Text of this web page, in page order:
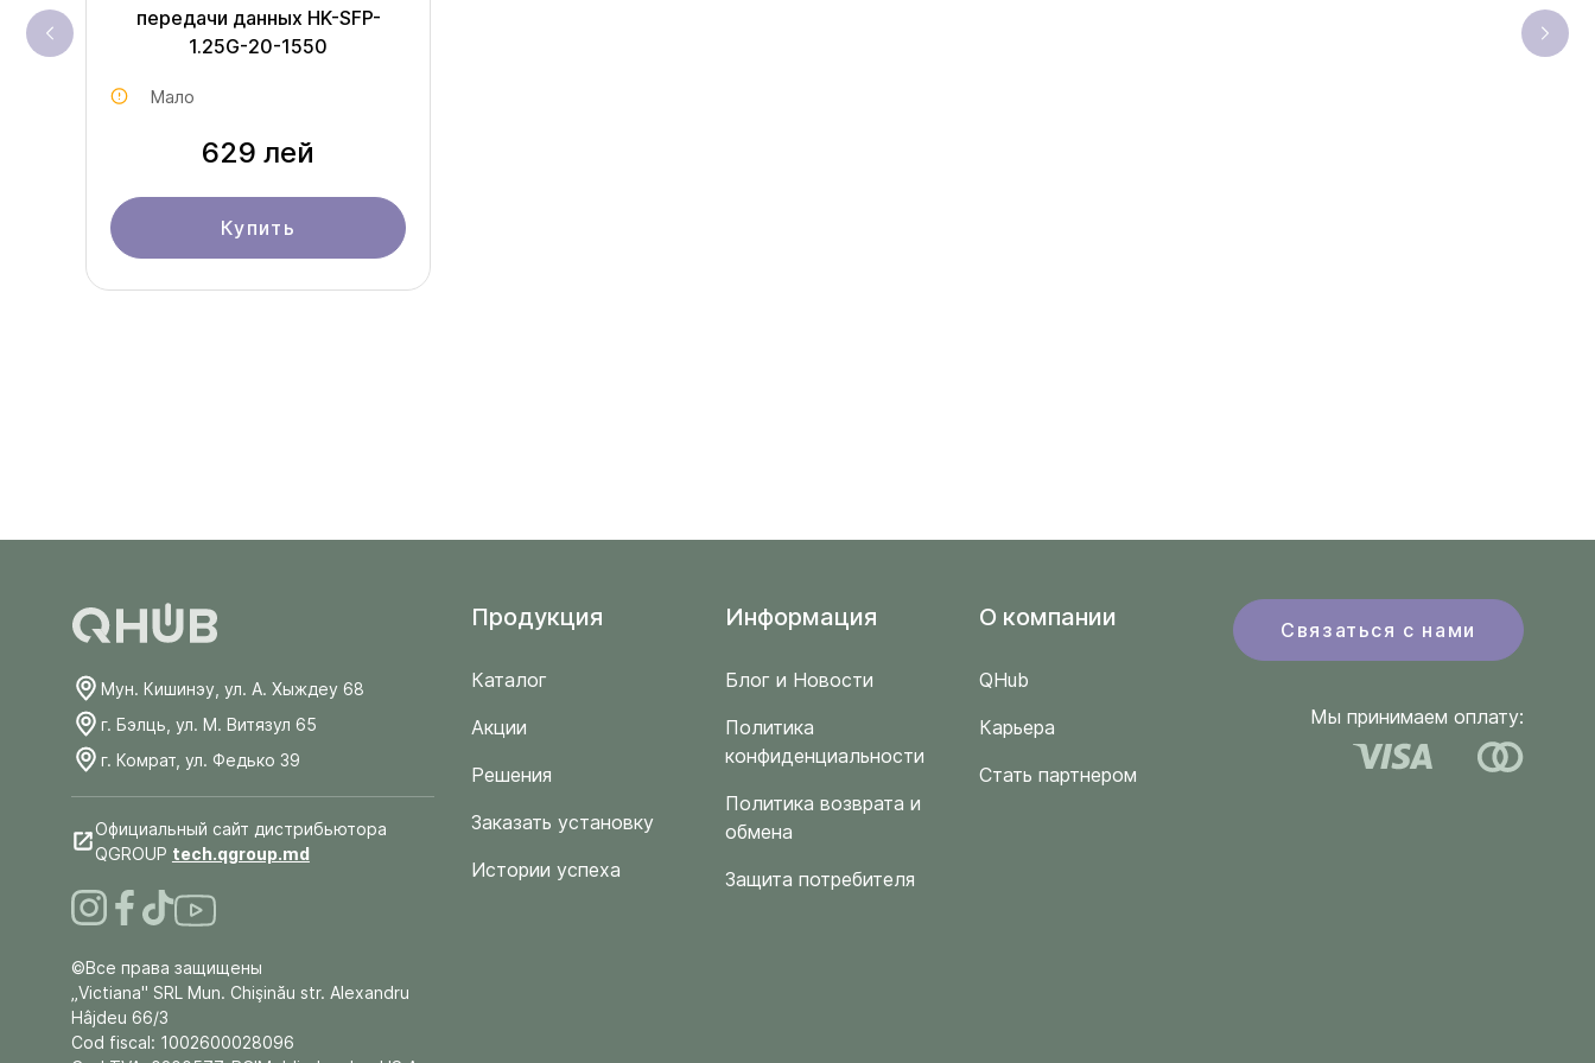
передачи данных HK-SFP-
1.25G-20-1550
Мало
629 лей
Купить
Мун. Кишинэу, ул. А. Хыждеу 68
г. Бэлць, ул. М. Витязул 65
г. Комрат, ул. Федько 39
Официальный сайт дистрибьютора
QGROUP tech.qgroup.md
©Все права защищены
„Victiana" SRL Mun. Chişinău str. Alexandru
Hâjdeu 66/3
Cod fiscal: 1002600028096
Продукция
Каталог
Акции
Решения
Заказать установку
Истории успеха
Информация
Блог и Новости
Политика
конфиденциальности
Политика возврата и
обмена
Защита потребителя
O компании
QHub
Карьера
Стать партнером
Связаться с нами
Мы принимаем оплату: